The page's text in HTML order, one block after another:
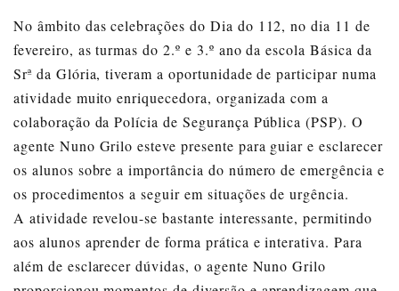
No âmbito das celebrações do Dia do 112, no dia 11 de
fevereiro, as turmas do 2.º e 3.º ano da escola Básica da
Srª da Glória, tiveram a oportunidade de participar numa
atividade muito enriquecedora, organizada com a
colaboração da Polícia de Segurança Pública (PSP). O
agente Nuno Grilo esteve presente para guiar e esclarecer
os alunos sobre a importância do número de emergência e
os procedimentos a seguir em situações de urgência.
A atividade revelou-se bastante interessante, permitindo
aos alunos aprender de forma prática e interativa. Para
além de esclarecer dúvidas, o agente Nuno Grilo